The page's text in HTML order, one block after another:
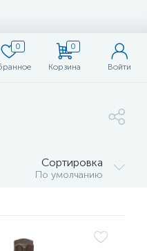
0 0
Корзина Войти
Сортировка
По умолчанию